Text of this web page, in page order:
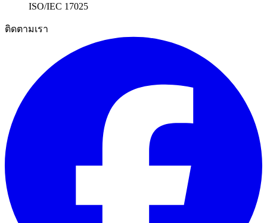
ISO/IEC 17025
ติดตามเรา